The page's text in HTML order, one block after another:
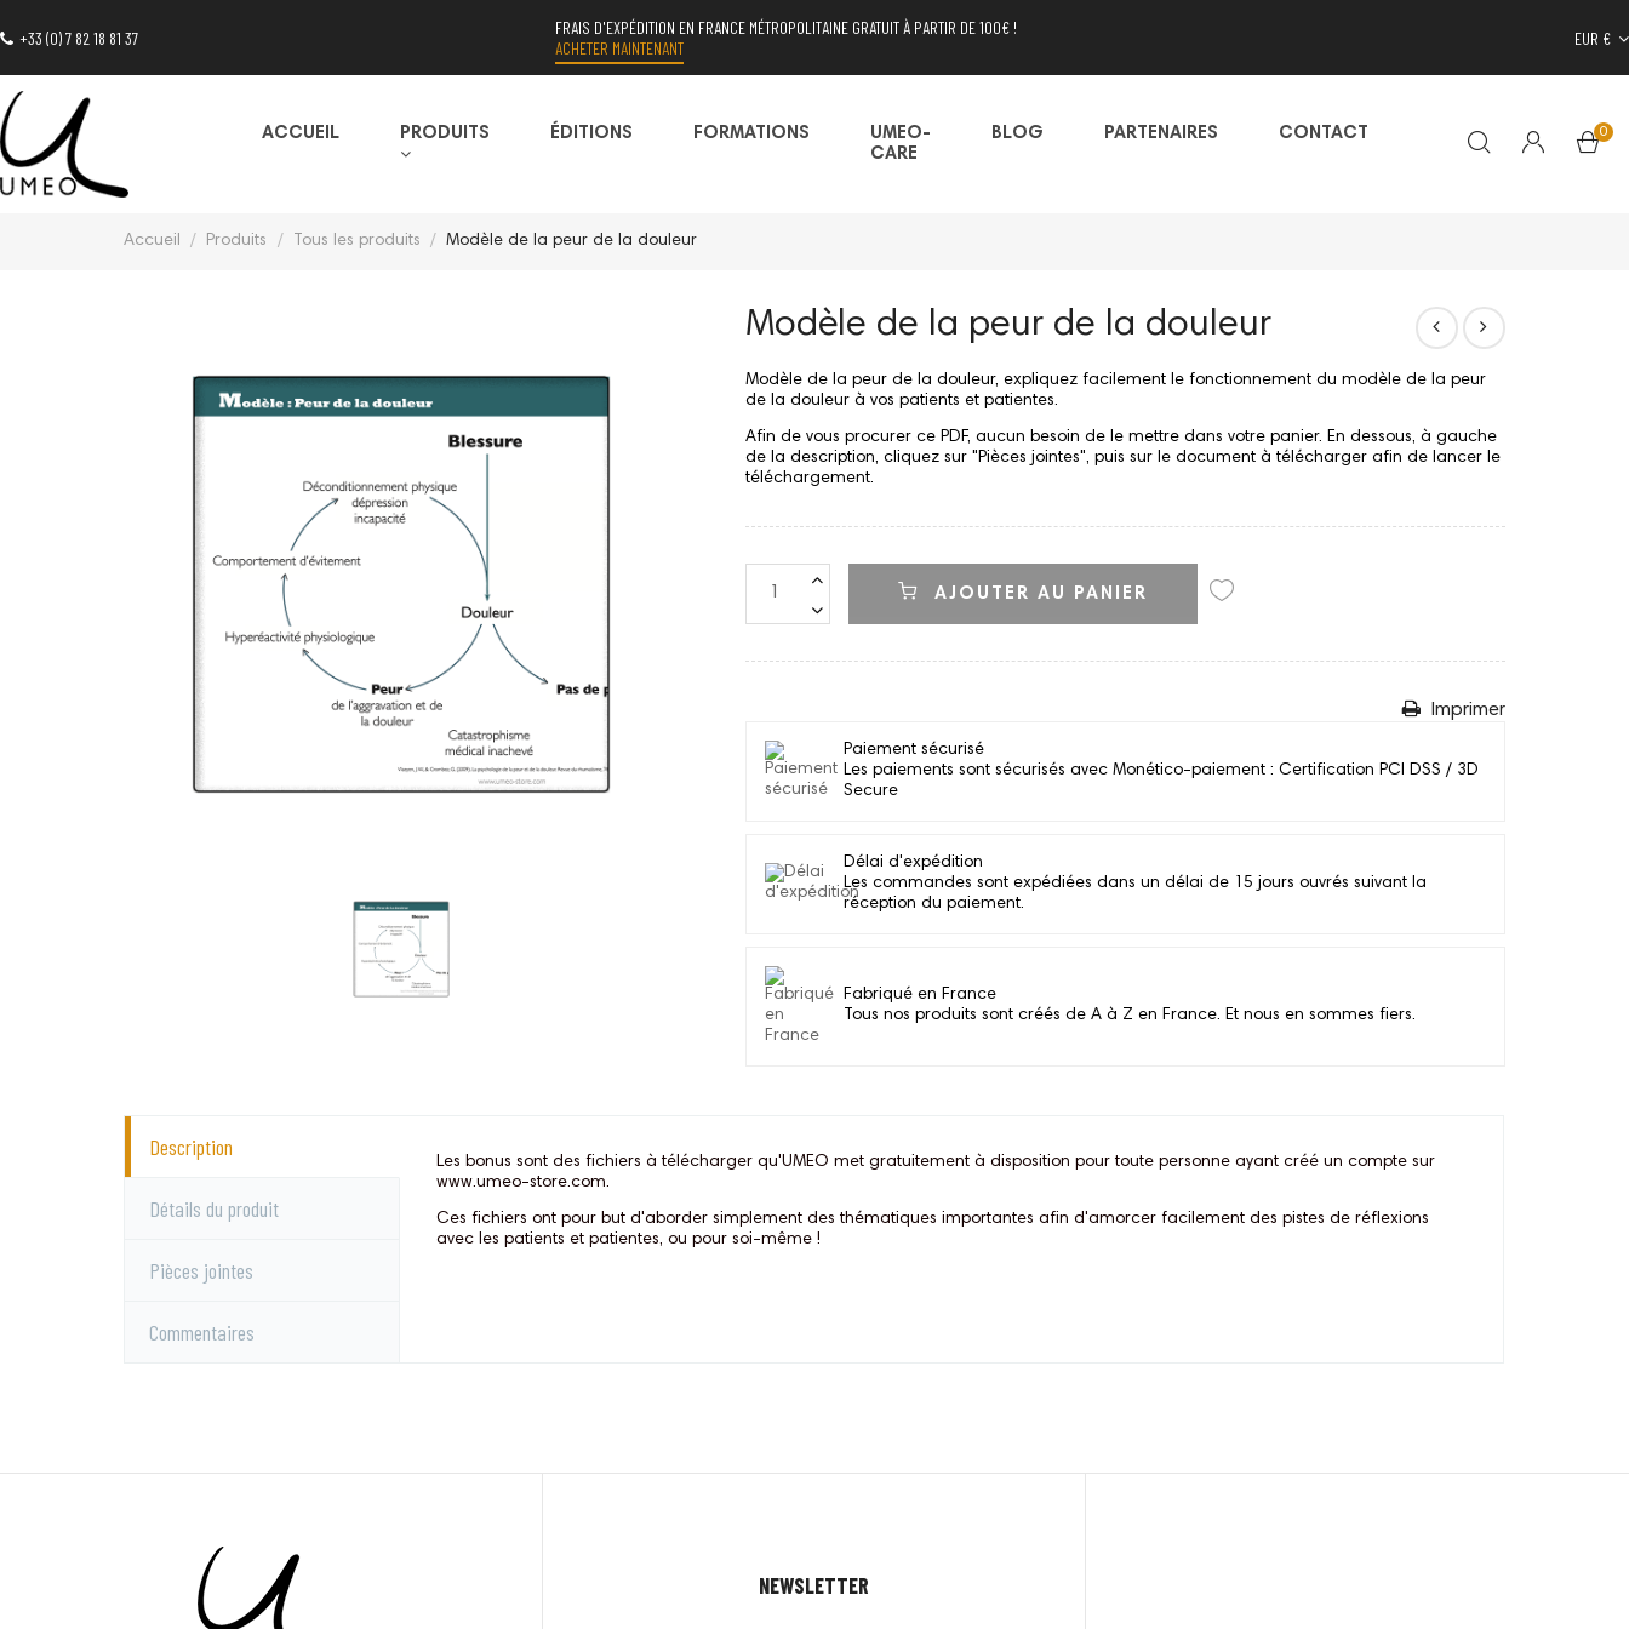
+33 (0) 7 82 18 81 37
FRAIS D'EXPÉDITION EN FRANCE MÉTROPOLITAINE GRATUIT À PARTIR DE 100€ !
ACHETER MAINTENANT
EUR €
ACCUEIL PRODUITS ÉDITIONS FORMATIONS
UMEO-
CARE
BLOG PARTENAIRES CONTACT 0
Accueil Produits Tous les produits Modèle de la peur de la douleur
Modèle de la peur de la douleur
Modèle de la peur de la douleur, expliquez facilement le fonctionnement du modèle de la peur
de la douleur à vos patients et patientes.
Afin de vous procurer ce PDF, aucun besoin de le mettre dans votre panier. En dessous, à gauche
de la description, cliquez sur "Pièces jointes", puis sur le document à télécharger afin de lancer le
téléchargement.
AJOUTER AU PANIER
Imprimer
Paiement sécurisé
Les paiements sont sécurisés avec Monético-paiement : Certification PCI DSS / 3D
Secure
Délai d'expédition
Les commandes sont expédiées dans un délai de 15 jours ouvrés suivant la
réception du paiement.
Fabriqué en France
Tous nos produits sont créés de A à Z en France. Et nous en sommes fiers.
Description
Détails du produit
Pièces jointes
Commentaires
Les bonus sont des fichiers à télécharger qu'UMEO met gratuitement à disposition pour toute personne ayant créé un compte sur
www.umeo-store.com.
Ces fichiers ont pour but d'aborder simplement des thématiques importantes afin d'amorcer facilement des pistes de réflexions
avec les patients et patientes, ou pour soi-même !
NEWSLETTER